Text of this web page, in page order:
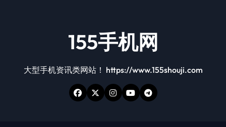
155手机网
大型手机资讯类网站！ https://www.155shouji.com